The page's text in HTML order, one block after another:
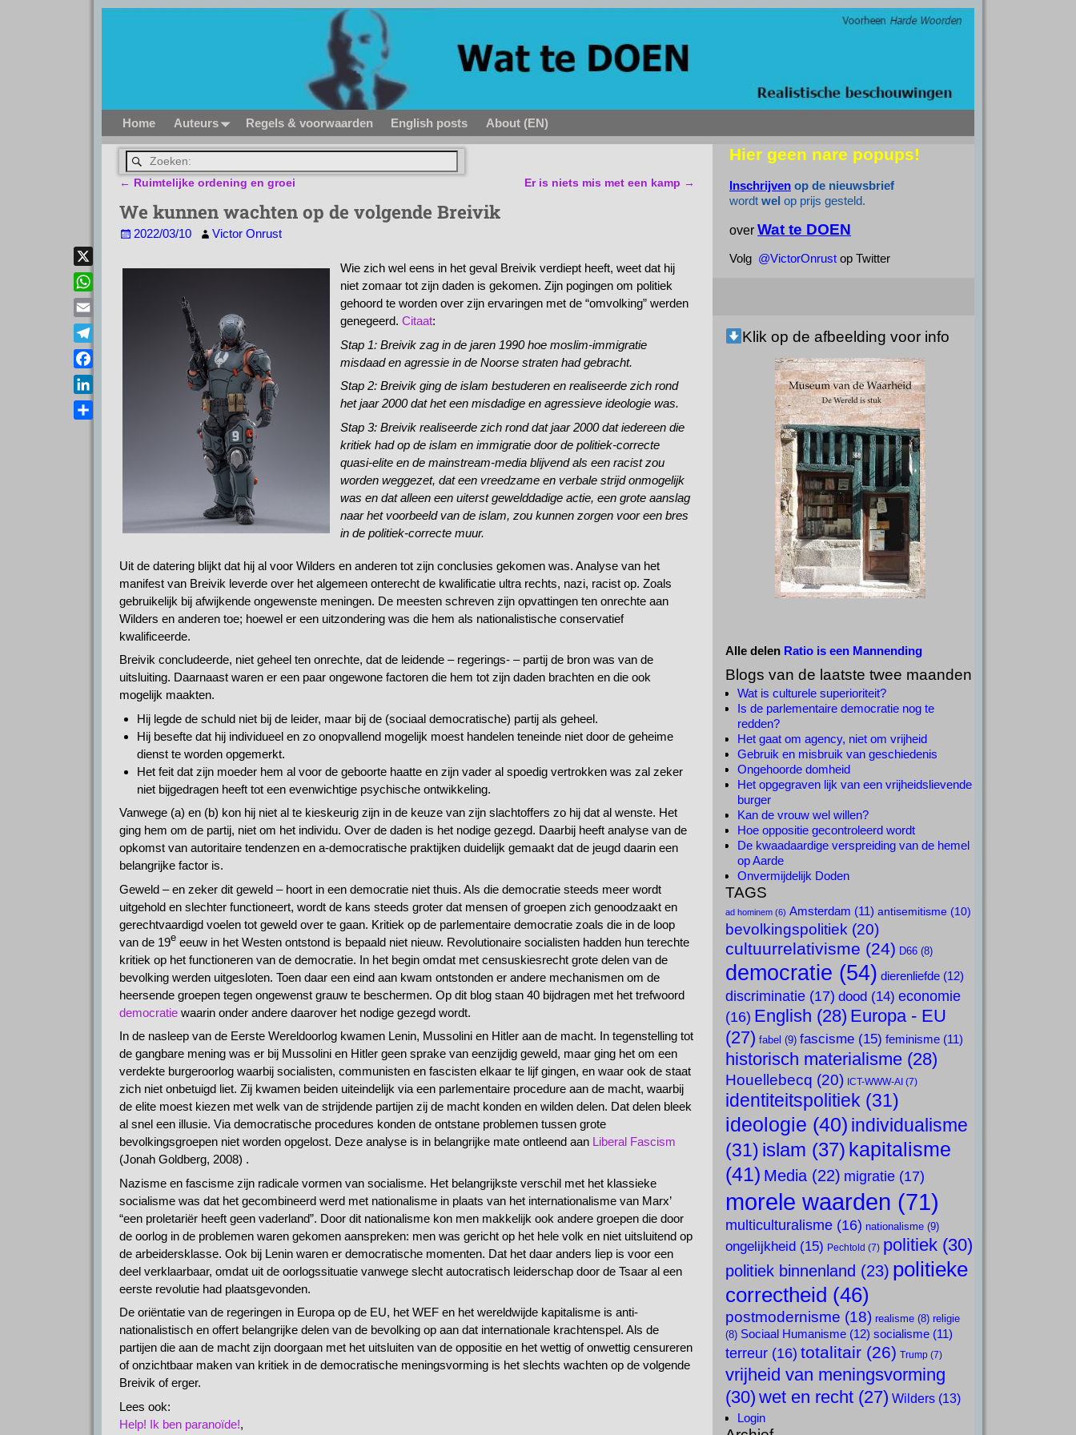
Home Auteurs Regels & voorwaarden English posts About (EN)
← Ruimtelijke ordening en groei Er is niets mis met een kamp →
We kunnen wachten op de volgende Breivik
2022/03/10 Victor Onrust
Wie zich wel eens in het geval Breivik verdiept heeft, weet dat hij
niet zomaar tot zijn daden is gekomen. Zijn pogingen om politiek
gehoord te worden over zijn ervaringen met de “omvolking” werden
genegeerd. Citaat:
Stap 1: Breivik zag in de jaren 1990 hoe moslim-immigratie
misdaad en agressie in de Noorse straten had gebracht.
Stap 2: Breivik ging de islam bestuderen en realiseerde zich rond
het jaar 2000 dat het een misdadige en agressieve ideologie was.
Stap 3: Breivik realiseerde zich rond dat jaar 2000 dat iedereen die
kritiek had op de islam en immigratie door de politiek-correcte
quasi-elite en de mainstream-media blijvend als een racist zou
worden weggezet, dat een vreedzame en verbale strijd onmogelijk
was en dat alleen een uiterst gewelddadige actie, een grote aanslag
naar het voorbeeld van de islam, zou kunnen zorgen voor een bres
in de politiek-correcte muur.
Uit de datering blijkt dat hij al voor Wilders en anderen tot zijn conclusies gekomen was. Analyse van het
manifest van Breivik leverde over het algemeen onterecht de kwalificatie ultra rechts, nazi, racist op. Zoals
gebruikelijk bij afwijkende ongewenste meningen. De meesten schreven zijn opvattingen ten onrechte aan
Wilders en anderen toe; hoewel er een uitzondering was die hem als nationalistische conservatief
kwalificeerde.
Breivik concludeerde, niet geheel ten onrechte, dat de leidende – regerings- – partij de bron was van de
uitsluiting. Daarnaast waren er een paar ongewone factoren die hem tot zijn daden brachten en die ook
mogelijk maakten.
Hij legde de schuld niet bij de leider, maar bij de (sociaal democratische) partij als geheel.
Hij besefte dat hij individueel en zo onopvallend mogelijk moest handelen teneinde niet door de geheime
dienst te worden opgemerkt.
Het feit dat zijn moeder hem al voor de geboorte haatte en zijn vader al spoedig vertrokken was zal zeker
niet bijgedragen heeft tot een evenwichtige psychische ontwikkeling.
Vanwege (a) en (b) kon hij niet al te kieskeurig zijn in de keuze van zijn slachtoffers zo hij dat al wenste. Het
ging hem om de partij, niet om het individu. Over de daden is het nodige gezegd. Daarbij heeft analyse van de
opkomst van autoritaire tendenzen en a-democratische praktijken duidelijk gemaakt dat de jeugd daarin een
belangrijke factor is.
Geweld – en zeker dit geweld – hoort in een democratie niet thuis. Als die democratie steeds meer wordt
uitgehold en slechter functioneert, wordt de kans steeds groter dat mensen of groepen zich genoodzaakt en
gerechtvaardigd voelen tot geweld over te gaan. Kritiek op de parlementaire democratie zoals die in de loop
van de 19eeeuw in het Westen ontstond is bepaald niet nieuw. Revolutionaire socialisten hadden hun terechte
kritiek op het functioneren van de democratie. In het begin omdat met censuskiesrecht grote delen van de
bevolking werden uitgesloten. Toen daar een eind aan kwam ontstonden er andere mechanismen om de
heersende groepen tegen ongewenst grauw te beschermen. Op dit blog staan 40 bijdragen met het trefwoord
democratiewaarin onder andere daarover het nodige gezegd wordt.
In de nasleep van de Eerste Wereldoorlog kwamen Lenin, Mussolini en Hitler aan de macht. In tegenstelling tot
de gangbare mening was er bij Mussolini en Hitler geen sprake van eenzijdig geweld, maar ging het om een
verdekte burgeroorlog waarbij socialisten, communisten en fascisten elkaar te lijf gingen, en waar ook de staat
zich niet onbetuigd liet. Zij kwamen beiden uiteindelijk via een parlementaire procedure aan de macht, waarbij
de elite moest kiezen met welk van de strijdende partijen zij de macht konden en wilden delen. Dat delen bleek
al snel een illusie. Via democratische procedures konden de ontstane problemen tussen grote
bevolkingsgroepen niet worden opgelost. Deze analyse is in belangrijke mate ontleend aan Liberal Fascism
(Jonah Goldberg, 2008) .
Nazisme en fascisme zijn radicale vormen van socialisme. Het belangrijkste verschil met het klassieke
socialisme was dat het gecombineerd werd met nationalisme in plaats van het internationalisme van Marx’
“een proletariër heeft geen vaderland”. Door dit nationalisme kon men makkelijk ook andere groepen die door
de oorlog in de problemen waren gekomen aanspreken: men was gericht op het hele volk en niet uitsluitend op
de arbeidersklasse. Ook bij Lenin waren er democratische momenten. Dat het daar anders liep is voor een
deel verklaarbaar, omdat uit de oorlogssituatie vanwege slecht autocratisch leiderschap door de Tsaar al een
eerste revolutie had plaatsgevonden.
De oriëntatie van de regeringen in Europa op de EU, het WEF en het wereldwijde kapitalisme is anti-
nationalistisch en offert belangrijke delen van de bevolking op aan dat internationale krachtenspel. Als de
partijen die aan de macht zijn doorgaan met het uitsluiten van de oppositie en het wettig of onwettig censureren
of onzichtbaar maken van kritiek in de democratische meningsvorming is het slechts wachten op de volgende
Breivik of erger.
Lees ook:
Help! Ik ben paranoïde!,
X
W
h
a
t
s
A
p
E
m
a
l
T
e
l
e
F
a
c
L
i
Hier geen nare popups!
Inschrijven op de nieuwsbrief
wordt wel op prijs gesteld.
over Wat te DOEN
Volg @VictorOnrust op Twitter
Klik op de afbeelding voor info
Alle delen Ratio is een Mannending
Blogs van de laatste twee maanden
Wat is culturele superioriteit?
Is de parlementaire democratie nog te
redden?
Het gaat om agency, niet om vrijheid
Gebruik en misbruik van geschiedenis
Ongehoorde domheid
Het opgegraven lijk van een vrijheidslievende
burger
Kan de vrouw wel willen?
Hoe oppositie gecontroleerd wordt
De kwaadaardige verspreiding van de hemel
op Aarde
Onvermijdelijk Doden
TAGS
ad hominem (6) Amsterdam (11) antisemitisme (10)
bevolkingspolitiek (20)
cultuurrelativisme (24) D66 (8)
democratie (54) dierenliefde (12)
discriminatie (17) dood (14) economie
(16) English (28) Europa - EU
(27) fabel (9) fascisme (15) feminisme (11)
historisch materialisme (28)
Houellebecq (20) ICT-WWW-AI (7)
identiteitspolitiek (31)
ideologie (40) individualisme
(31) islam (37) kapitalisme
(41) Media (22) migratie (17)
morele waarden (71)
multiculturalisme (16) nationalisme (9)
ongelijkheid (15) Pechtold (7) politiek (30)
politiek binnenland (23) politieke
correctheid (46)
postmodernisme (18) realisme (8) religie
(8) Sociaal Humanisme (12) socialisme (11)
terreur (16) totalitair (26) Trump (7)
vrijheid van meningsvorming
(30) wet en recht (27) Wilders (13)
Login